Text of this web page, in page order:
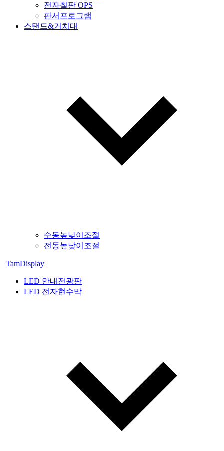
전자칠판 OPS
판서프로그램
스탠드&거치대
수동높낮이조절
전동높낮이조절
TamDisplay
LED 안내전광판
LED 전자현수막